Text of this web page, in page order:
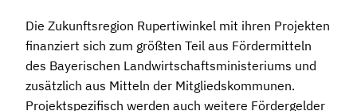
Die Zukunftsregion Rupertiwinkel mit ihren Projekten
finanziert sich zum größten Teil aus Fördermitteln
des Bayerischen Landwirtschaftsministeriums und
zusätzlich aus Mitteln der Mitgliedskommunen.
Projektspezifisch werden auch weitere Fördergelder